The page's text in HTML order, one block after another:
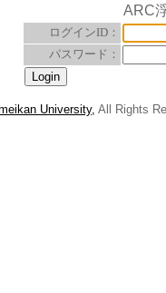
ARC
ログインID：
パスワード：
University, All Rights